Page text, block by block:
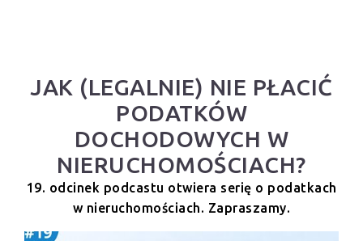
JAK (LEGALNIE) NIE PŁACIĆ
PODATKÓW
DOCHODOWYCH W
NIERUCHOMOŚCIACH?
19. odcinek podcastu otwiera serię o podatkach
w nieruchomościach. Zapraszamy.